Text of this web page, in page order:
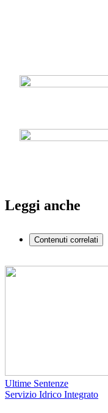
Leggi anche
Contenuti correlati
Ultime Sentenze
Servizio Idrico Integrato